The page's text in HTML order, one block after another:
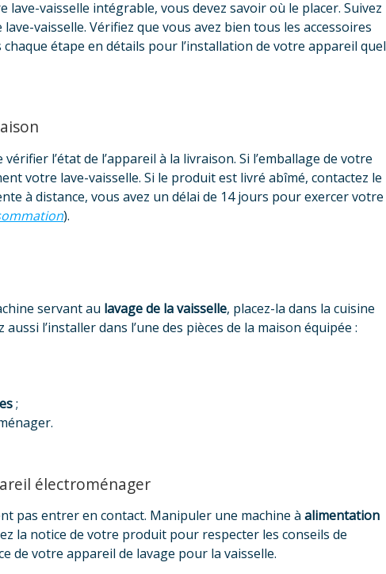
vaisselle intégrable, vous devez savoir où le placer. Suivez
vaisselle. Vérifiez que vous avez bien tous les accessoires
étape en détails pour l’installation de votre appareil quel
l’état de l’appareil à la livraison. Si l’emballage de votre
votre lave-vaisselle. Si le produit est livré abîmé, contactez le
à distance, vous avez un délai de 14 jours pour exercer votre
).
servant au lavage de la vaisselle, placez-la dans la cuisine
l’installer dans l’une des pièces de la maison équipée :
;
électroménager
pas entrer en contact. Manipuler une machine à alimentation
la notice de votre produit pour respecter les conseils de
de votre appareil de lavage pour la vaisselle.